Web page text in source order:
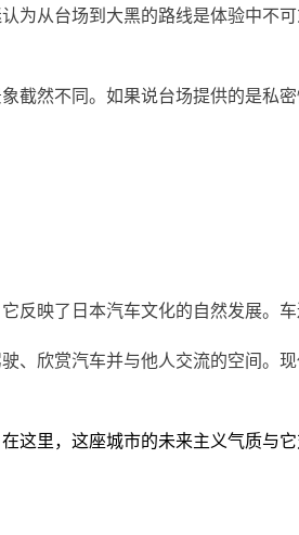
为从台场到大黑的路线是体验中
截然不同。如果说台场提供的是
反映了日本汽车文化的自然发展。
、欣赏汽车并与他人交流的空间
这里，这座城市的未来主义气质与它